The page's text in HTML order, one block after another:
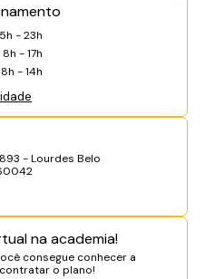
5h - 23h
8h - 17h
8h - 14h
- Lourdes Belo
na academia!
consegue conhecer a
o plano!